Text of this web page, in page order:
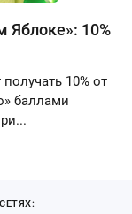
Яблоке»: 10%
10% от
баллами